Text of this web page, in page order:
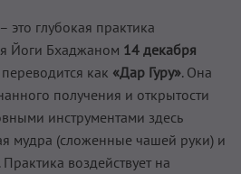
– это глубокая практика
Йоги Бхаджаном 14 декабря
как «Дар Гуру». Она
получения и открытости
инструментами здесь
мудра (сложенные чашей руки) и
воздействует на